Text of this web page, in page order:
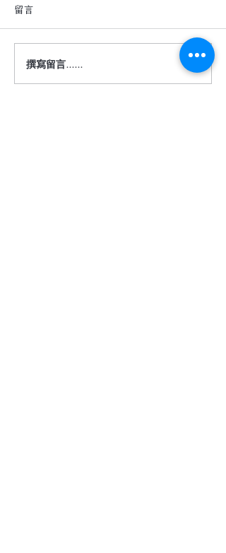
深色地板真的很難駕馭
嗎？
留言
撰寫留言......